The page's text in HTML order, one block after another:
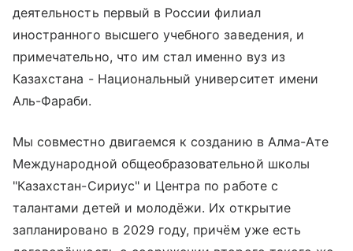
деятельность первый в России филиал
иностранного высшего учебного заведения, и
примечательно, что им стал именно вуз из
Казахстана - Национальный университет имени
Аль-Фараби.
Мы совместно двигаемся к созданию в Алма-Ате
Международной общеобразовательной школы
"Казахстан-Сириус" и Центра по работе с
талантами детей и молодёжи. Их открытие
запланировано в 2029 году, причём уже есть